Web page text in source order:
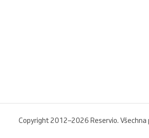
Copyright 2012–2026 Reservio. Všechna